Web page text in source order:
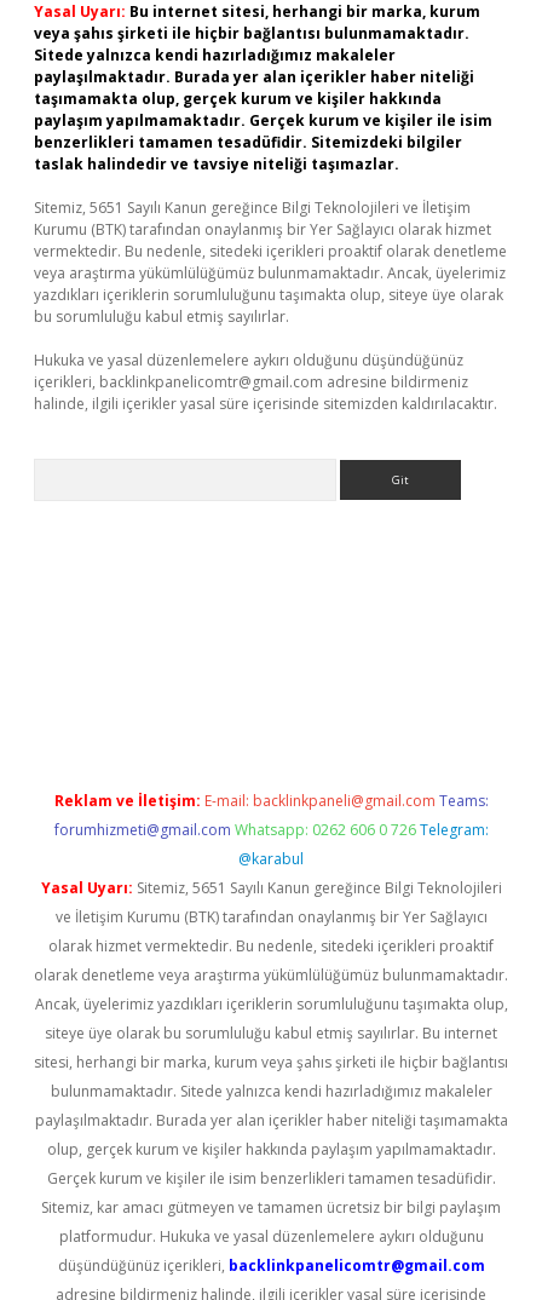
Yasal Uyarı: Bu internet sitesi, herhangi bir marka, kurum
veya şahıs şirketi ile hiçbir bağlantısı bulunmamaktadır.
Sitede yalnızca kendi hazırladığımız makaleler
paylaşılmaktadır. Burada yer alan içerikler haber niteliği
taşımamakta olup, gerçek kurum ve kişiler hakkında
paylaşım yapılmamaktadır. Gerçek kurum ve kişiler ile isim
benzerlikleri tamamen tesadüfidir. Sitemizdeki bilgiler
taslak halindedir ve tavsiye niteliği taşımazlar.
Sitemiz, 5651 Sayılı Kanun gereğince Bilgi Teknolojileri ve İletişim
Kurumu (BTK) tarafından onaylanmış bir Yer Sağlayıcı olarak hizmet
vermektedir. Bu nedenle, sitedeki içerikleri proaktif olarak denetleme
veya araştırma yükümlülüğümüz bulunmamaktadır. Ancak, üyelerimiz
yazdıkları içeriklerin sorumluluğunu taşımakta olup, siteye üye olarak
bu sorumluluğu kabul etmiş sayılırlar.
Hukuka ve yasal düzenlemelere aykırı olduğunu düşündüğünüz
içerikleri, backlinkpanelicomtr@gmail.com adresine bildirmeniz
halinde, ilgili içerikler yasal süre içerisinde sitemizden kaldırılacaktır.
Reklam ve İletişim: E-mail: backlinkpaneli@gmail.com Teams:
forumhizmeti@gmail.com Whatsapp: 0262 606 0 726 Telegram:
@karabul
Yasal Uyarı: Sitemiz, 5651 Sayılı Kanun gereğince Bilgi Teknolojileri
ve İletişim Kurumu (BTK) tarafından onaylanmış bir Yer Sağlayıcı
olarak hizmet vermektedir. Bu nedenle, sitedeki içerikleri proaktif
olarak denetleme veya araştırma yükümlülüğümüz bulunmamaktadır.
Ancak, üyelerimiz yazdıkları içeriklerin sorumluluğunu taşımakta olup,
siteye üye olarak bu sorumluluğu kabul etmiş sayılırlar. Bu internet
sitesi, herhangi bir marka, kurum veya şahıs şirketi ile hiçbir bağlantısı
bulunmamaktadır. Sitede yalnızca kendi hazırladığımız makaleler
paylaşılmaktadır. Burada yer alan içerikler haber niteliği taşımamakta
olup, gerçek kurum ve kişiler hakkında paylaşım yapılmamaktadır.
Gerçek kurum ve kişiler ile isim benzerlikleri tamamen tesadüfidir.
Sitemiz, kar amacı gütmeyen ve tamamen ücretsiz bir bilgi paylaşım
platformudur. Hukuka ve yasal düzenlemelere aykırı olduğunu
düşündüğünüz içerikleri, backlinkpanelicomtr@gmail.com
adresine bildirmeniz halinde, ilgili içerikler yasal süre içerisinde